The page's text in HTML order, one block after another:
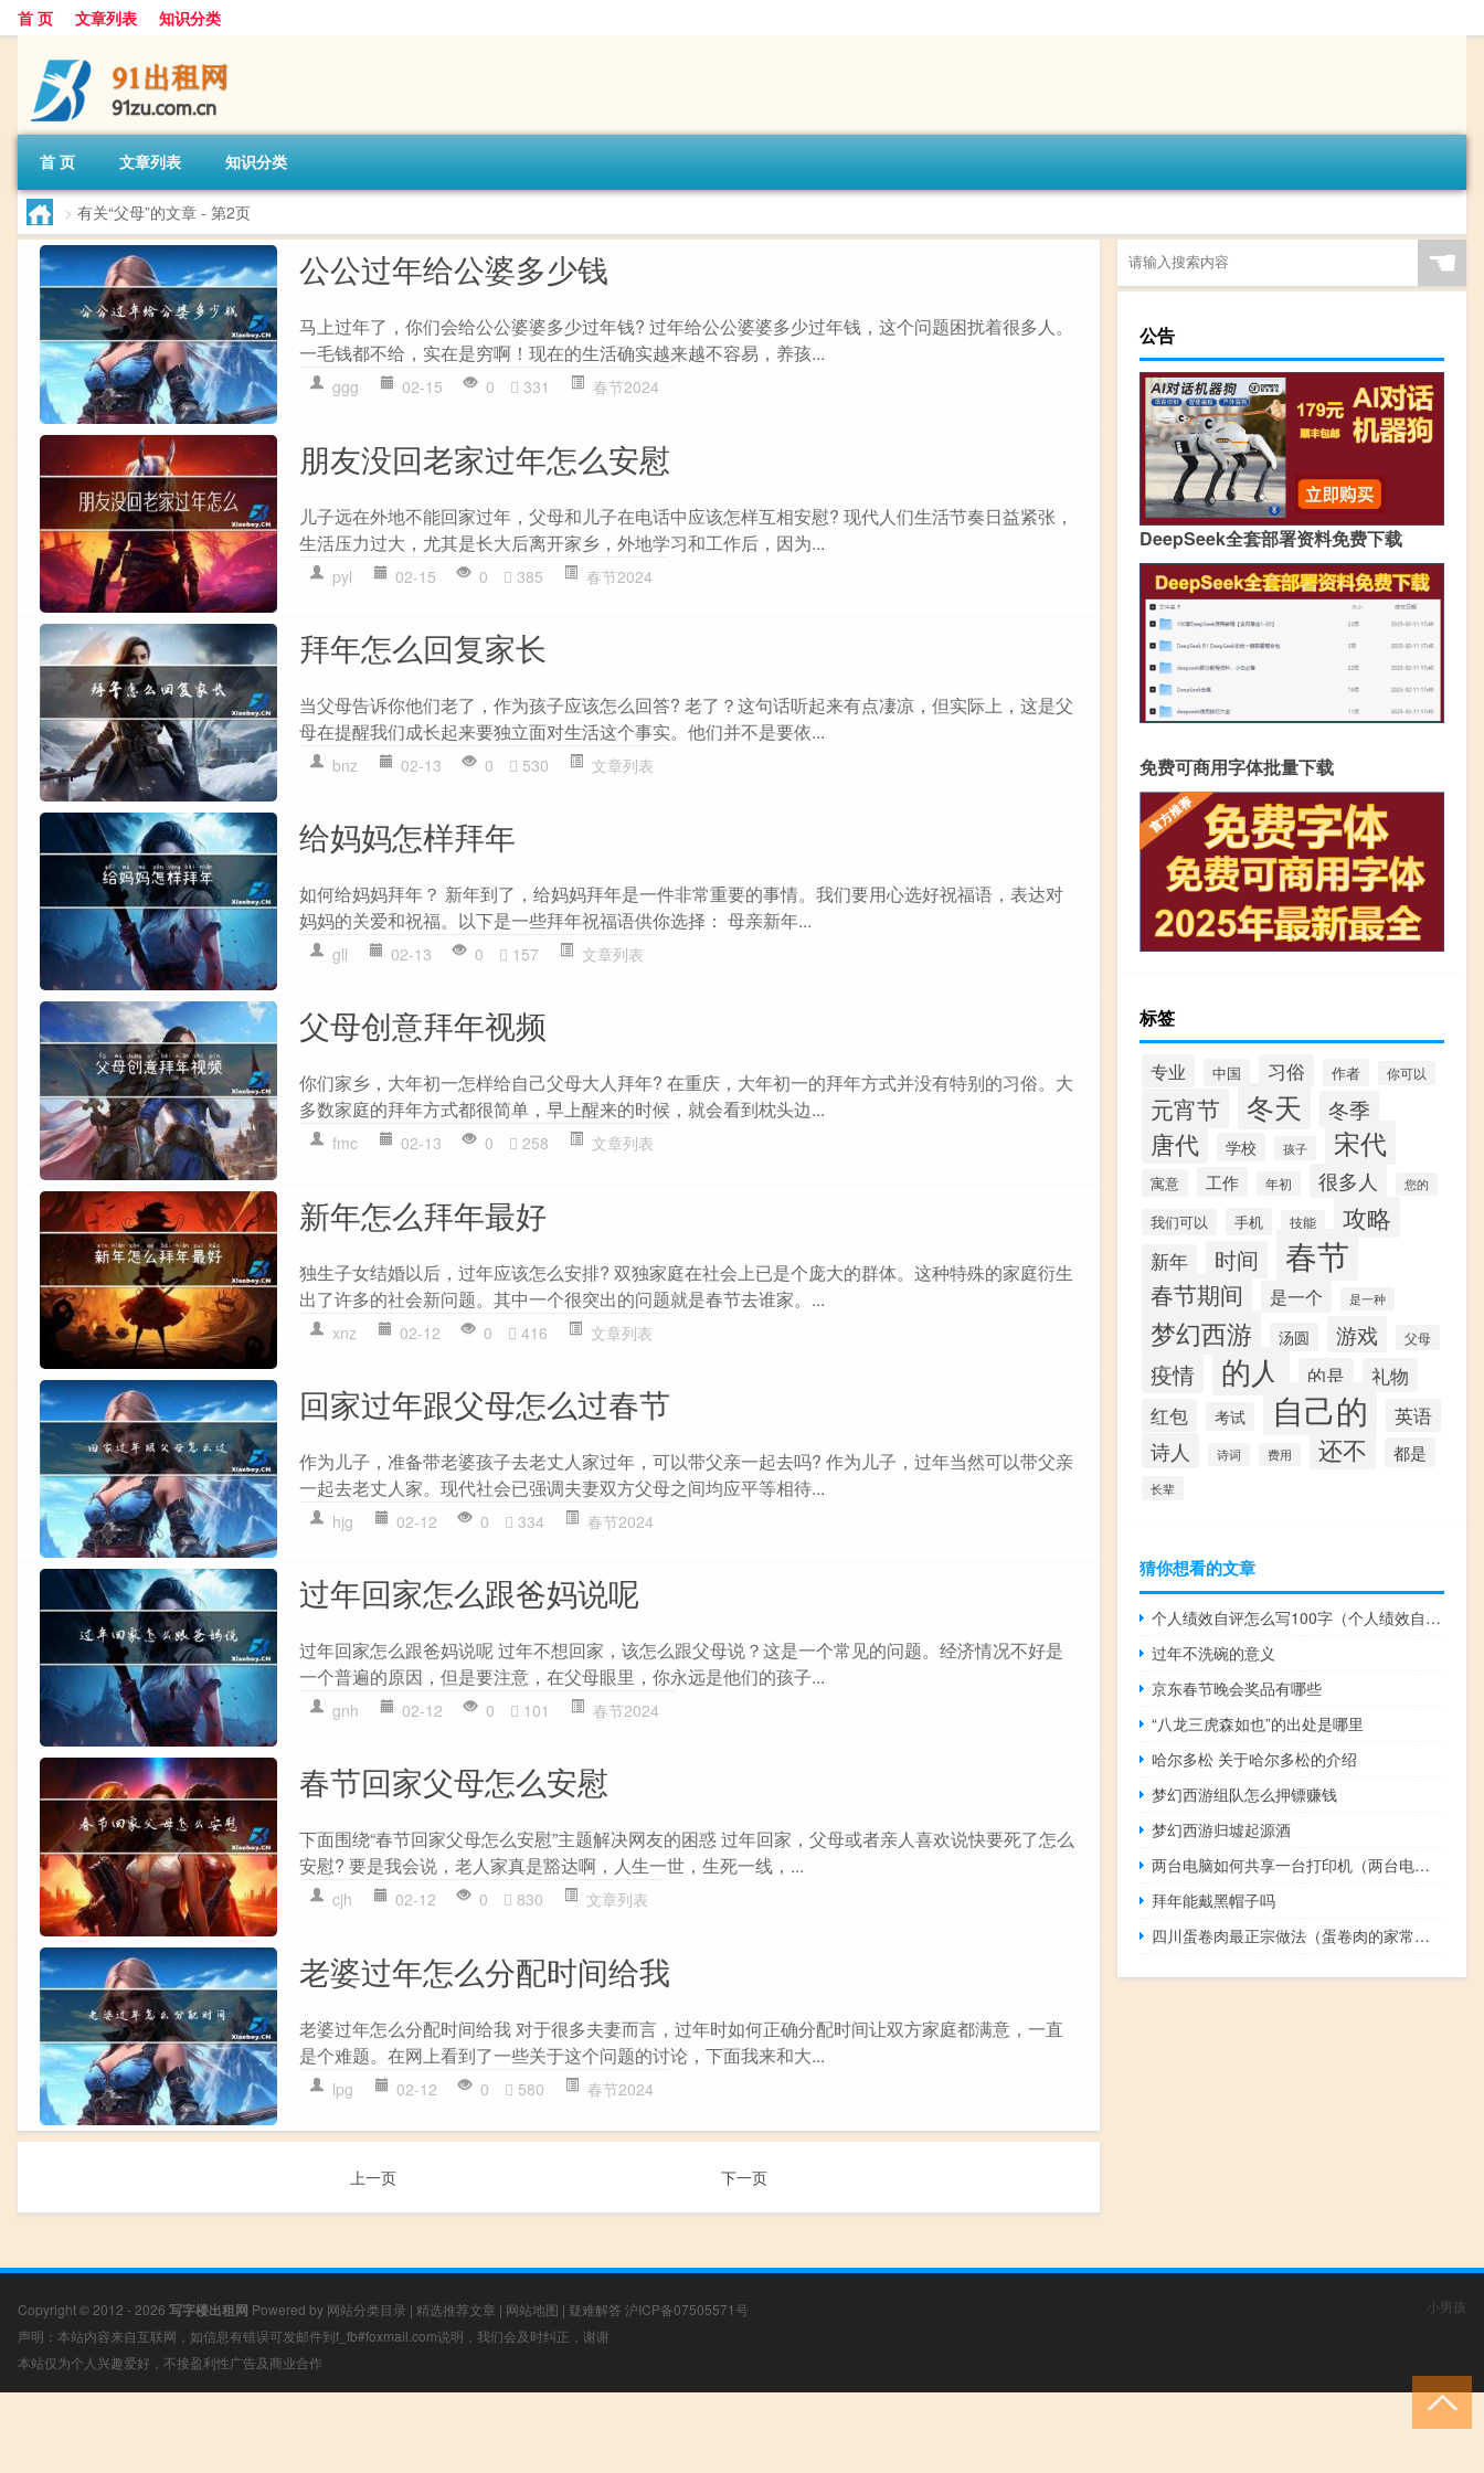
首 页 文章列表 知识分类
首 页 文章列表 知识分类
> 有关“父母”的文章 - 第2页
公公过年给公婆多少钱
马上过年了，你们会给公公婆婆多少过年钱? 过年给公公婆婆多少过年钱，这个问题困扰着很多人。
一毛钱都不给，实在是穷啊！现在的生活确实越来越不容易，养孩...
ggg 02-15 0 331 春节2024
朋友没回老家过年怎么安慰
儿子远在外地不能回家过年，父母和儿子在电话中应该怎样互相安慰? 现代人们生活节奏日益紧张，
生活压力过大，尤其是长大后离开家乡，外地学习和工作后，因为...
pyl 02-15 0 385 春节2024
拜年怎么回复家长
当父母告诉你他们老了，作为孩子应该怎么回答? 老了？这句话听起来有点凄凉，但实际上，这是父
母在提醒我们成长起来要独立面对生活这个事实。他们并不是要依...
bnz 02-13 0 530 文章列表
给妈妈怎样拜年
如何给妈妈拜年？ 新年到了，给妈妈拜年是一件非常重要的事情。我们要用心选好祝福语，表达对
妈妈的关爱和祝福。以下是一些拜年祝福语供你选择： 母亲新年...
gll 02-13 0 157 文章列表
父母创意拜年视频
你们家乡，大年初一怎样给自己父母大人拜年? 在重庆，大年初一的拜年方式并没有特别的习俗。大
多数家庭的拜年方式都很简单，早上醒来的时候，就会看到枕头边...
fmc 02-13 0 258 文章列表
新年怎么拜年最好
独生子女结婚以后，过年应该怎么安排? 双独家庭在社会上已是个庞大的群体。这种特殊的家庭衍生
出了许多的社会新问题。其中一个很突出的问题就是春节去谁家。...
xnz 02-12 0 416 文章列表
回家过年跟父母怎么过春节
作为儿子，准备带老婆孩子去老丈人家过年，可以带父亲一起去吗? 作为儿子，过年当然可以带父亲
一起去老丈人家。现代社会已强调夫妻双方父母之间均应平等相待...
hjg 02-12 0 334 春节2024
过年回家怎么跟爸妈说呢
过年回家怎么跟爸妈说呢 过年不想回家，该怎么跟父母说？这是一个常见的问题。经济情况不好是
一个普遍的原因，但是要注意，在父母眼里，你永远是他们的孩子...
gnh 02-12 0 101 春节2024
春节回家父母怎么安慰
下面围绕“春节回家父母怎么安慰”主题解决网友的困惑 过年回家，父母或者亲人喜欢说快要死了怎么
安慰? 要是我会说，老人家真是豁达啊，人生一世，生死一线，...
cjh 02-12 0 830 文章列表
老婆过年怎么分配时间给我
老婆过年怎么分配时间给我 对于很多夫妻而言，过年时如何正确分配时间让双方家庭都满意，一直
是个难题。在网上看到了一些关于这个问题的讨论，下面我来和大...
lpg 02-12 0 580 春节2024
上一页 下一页
☚
公告
DeepSeek全套部署资料免费下载
免费可商用字体批量下载
标签
专业 中国 习俗 作者 你可以
元宵节 冬天 冬季
唐代 学校 孩子 宋代
寓意 工作 年初 很多人 您的
我们可以 手机 技能 攻略
新年 时间 春节
春节期间 是一个 是一种
梦幻西游 汤圆 游戏 父母
疫情 的人 的是 礼物
红包 考试 自己的 英语
诗人 诗词 费用 还不 都是
长辈
猜你想看的文章
个人绩效自评怎么写100字（个人绩效自评怎么写）
过年不洗碗的意义
京东春节晚会奖品有哪些
“八龙三虎森如也”的出处是哪里
哈尔多松 关于哈尔多松的介绍
梦幻西游组队怎么押镖赚钱
梦幻西游归墟起源酒
两台电脑如何共享一台打印机（两台电脑如何共享）
拜年能戴黑帽子吗
四川蛋卷肉最正宗做法（蛋卷肉的家常做法）
Copyright © 2012 - 2026 写字楼出租网 Powered by 网站分类目录 | 精选推荐文章 | 网站地图 | 疑难解答 沪ICP备07505571号
声明：本站内容来自互联网，如信息有错误可发邮件到f_fb#foxmail.com说明，我们会及时纠正，谢谢
本站仅为个人兴趣爱好，不接盈利性广告及商业合作
小男孩